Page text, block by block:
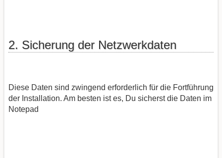
2. Sicherung der Netzwerkdaten
Diese Daten sind zwingend erforderlich für die Fortführung
der Installation. Am besten ist es, Du sicherst die Daten im
Notepad